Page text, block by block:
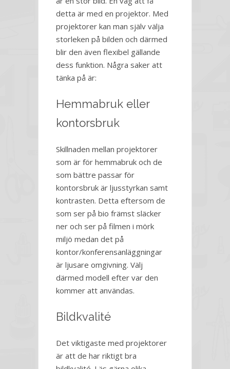
detta är med en projektor. Med
projektorer kan man själv välja
storleken på bilden och därmed
blir den även flexibel gällande
dess funktion. Några saker att
tänka på är:
Hemmabruk eller
kontorsbruk
Skillnaden mellan projektorer
som är för hemmabruk och de
som bättre passar för
kontorsbruk är ljusstyrkan samt
kontrasten. Detta eftersom de
som ser på bio främst släcker
ner och ser på filmen i mörk
miljö medan det på
kontor/konferensanläggningar
är ljusare omgivning. Välj
därmed modell efter var den
kommer att användas.
Bildkvalité
Det viktigaste med projektorer
är att de har riktigt bra